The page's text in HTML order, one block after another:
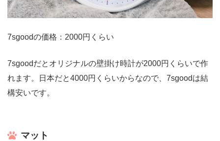
7sgoodの価格：2000円くらい
7sgoodだとオリジナルの壁掛け時計が2000円くらいで作
れます。日本だと4000円くらいからなので、7sgoodは結
構安いです。
マット